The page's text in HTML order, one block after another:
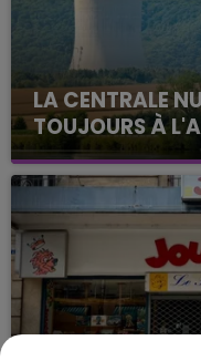
LA CENTRALE
TOUJOURS À
Cela fait déjà une
nucléaire
justifiée par la
présente.